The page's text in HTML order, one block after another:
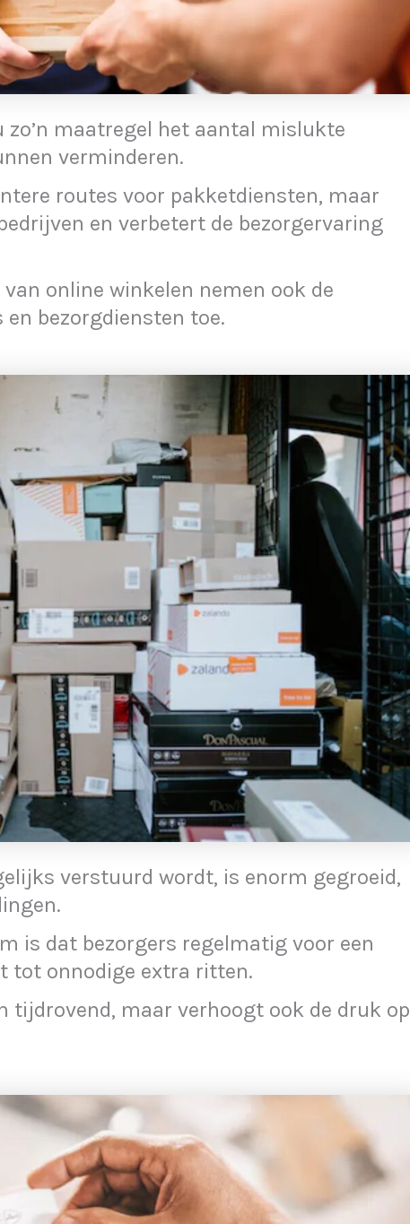
zo’n maatregel het aantal mislukte
verminderen.
routes voor pakketdiensten, maar
en verbetert de bezorgervaring
online winkelen nemen ook de
bezorgdiensten toe.
verstuurd wordt, is enorm gegroeid,
is dat bezorgers regelmatig voor een
tot onnodige extra ritten.
tijdrovend, maar verhoogt ook de druk op